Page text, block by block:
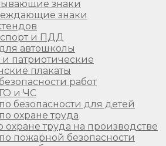
знаки
знаки
и ПДД
автошколы
патриотические
плакаты
работ
и ЧС
безопасности для детей
охране труда
охране труда на производстве
пожарной безопасности